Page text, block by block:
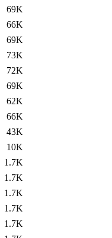
69K
66K
69K
73K
72K
69K
62K
66K
43K
10K
1.7K
1.7K
1.7K
1.7K
1.7K